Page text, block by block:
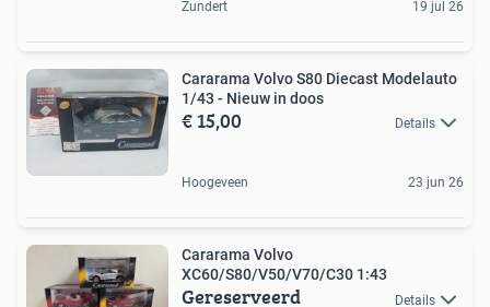
Zundert 19 jul 26
Cararama Volvo S80 Diecast Modelauto
1/43 - Nieuw in doos
€ 15,00 Details
Hoogeveen 23 jun 26
Cararama Volvo
XC60/S80/V50/V70/C30 1:43
Gereserveerd Details